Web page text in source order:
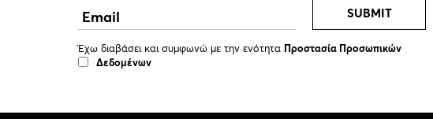
SUBMIT
Έχω διαβάσει και συμφωνώ με την ενότητα Προστασία Προσωπικών
Δεδομένων